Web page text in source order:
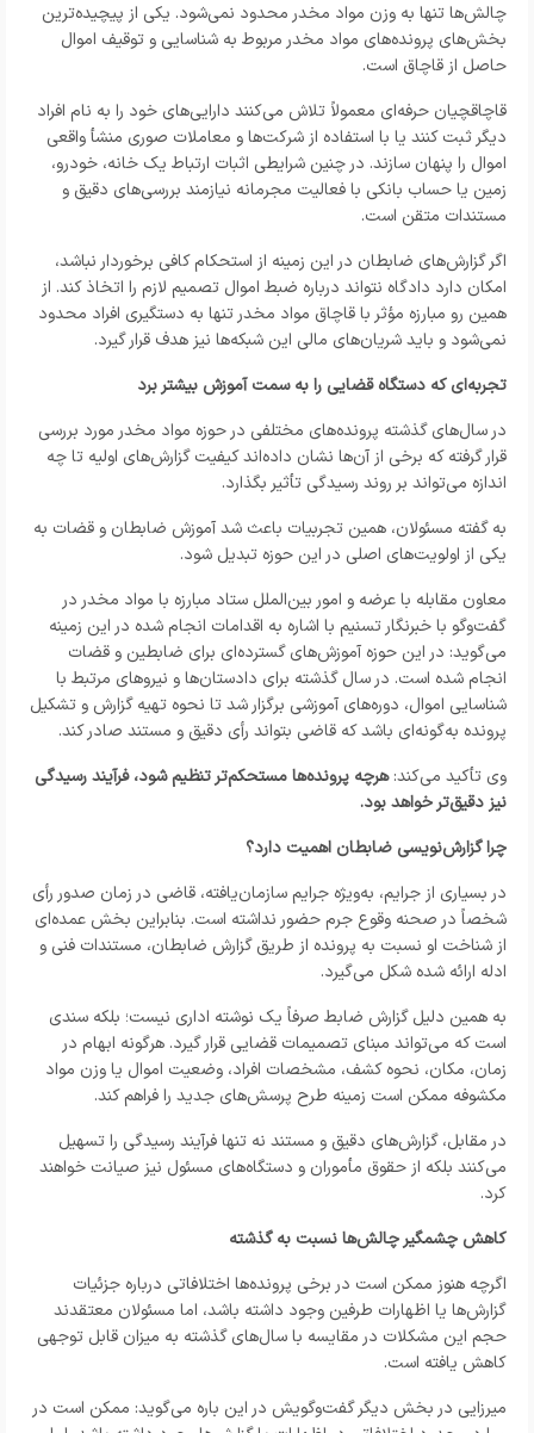
چالش‌ها تنها به وزن مواد مخدر محدود نمی‌شود. یکی از پیچیده‌ترین
بخش‌های پرونده‌های مواد مخدر مربوط به شناسایی و توقیف اموال
حاصل از قاچاق است.
قاچاقچیان حرفه‌ای معمولاً تلاش می‌کنند دارایی‌های خود را به نام افراد
دیگر ثبت کنند یا با استفاده از شرکت‌ها و معاملات صوری منشأ واقعی
اموال را پنهان سازند. در چنین شرایطی اثبات ارتباط یک خانه، خودرو،
زمین یا حساب بانکی با فعالیت مجرمانه نیازمند بررسی‌های دقیق و
مستندات متقن است.
اگر گزارش‌های ضابطان در این زمینه از استحکام کافی برخوردار نباشد،
امکان دارد دادگاه نتواند درباره ضبط اموال تصمیم لازم را اتخاذ کند. از
همین رو مبارزه مؤثر با قاچاق مواد مخدر تنها به دستگیری افراد محدود
نمی‌شود و باید شریان‌های مالی این شبکه‌ها نیز هدف قرار گیرد.
تجربه‌ای که دستگاه قضایی را به سمت آموزش بیشتر برد
در سال‌های گذشته پرونده‌های مختلفی در حوزه مواد مخدر مورد بررسی
قرار گرفته که برخی از آن‌ها نشان داده‌اند کیفیت گزارش‌های اولیه تا چه
اندازه می‌تواند بر روند رسیدگی تأثیر بگذارد.
به گفته مسئولان، همین تجربیات باعث شد آموزش ضابطان و قضات به
یکی از اولویت‌های اصلی در این حوزه تبدیل شود.
معاون مقابله با عرضه و امور بین‌الملل ستاد مبارزه با مواد مخدر در
گفت‌وگو با خبرنگار تسنیم با اشاره به اقدامات انجام شده در این زمینه
می‌گوید: در این حوزه آموزش‌های گسترده‌ای برای ضابطین و قضات
انجام شده است. در سال گذشته برای دادستان‌ها و نیروهای مرتبط با
شناسایی اموال، دوره‌های آموزشی برگزار شد تا نحوه تهیه گزارش و تشکیل
پرونده به‌گونه‌ای باشد که قاضی بتواند رأی دقیق و مستند صادر کند.
وی تأکید می‌کند:هرچه پرونده‌ها مستحکم‌تر تنظیم شود، فرآیند رسیدگی
نیز دقیق‌تر خواهد بود.
چرا گزارش‌نویسی ضابطان اهمیت دارد؟
در بسیاری از جرایم، به‌ویژه جرایم سازمان‌یافته، قاضی در زمان صدور رأی
شخصاً در صحنه وقوع جرم حضور نداشته است. بنابراین بخش عمده‌ای
از شناخت او نسبت به پرونده از طریق گزارش ضابطان، مستندات فنی و
ادله ارائه شده شکل می‌گیرد.
به همین دلیل گزارش ضابط صرفاً یک نوشته اداری نیست؛ بلکه سندی
است که می‌تواند مبنای تصمیمات قضایی قرار گیرد. هرگونه ابهام در
زمان، مکان، نحوه کشف، مشخصات افراد، وضعیت اموال یا وزن مواد
مکشوفه ممکن است زمینه طرح پرسش‌های جدید را فراهم کند.
در مقابل، گزارش‌های دقیق و مستند نه تنها فرآیند رسیدگی را تسهیل
می‌کنند بلکه از حقوق مأموران و دستگاه‌های مسئول نیز صیانت خواهند
کرد.
کاهش چشمگیر چالش‌ها نسبت به گذشته
اگرچه هنوز ممکن است در برخی پرونده‌ها اختلافاتی درباره جزئیات
گزارش‌ها یا اظهارات طرفین وجود داشته باشد، اما مسئولان معتقدند
حجم این مشکلات در مقایسه با سال‌های گذشته به میزان قابل توجهی
کاهش یافته است.
میرزایی در بخش دیگر گفت‌وگویش در این باره می‌گوید: ممکن است در